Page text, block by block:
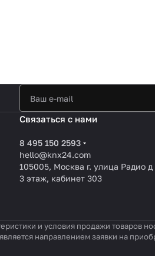
Связаться с нами
8 495 150 2593
hello@knx24.com
105005, Москва г. улица Радио д
3 этаж, кабинет 303
и условия продажи товаров
направлением заявки на